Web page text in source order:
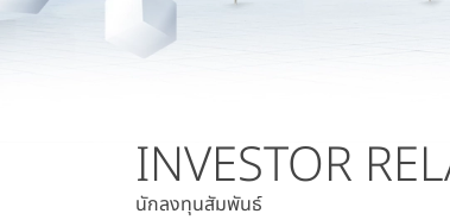
ราคาหลักทรัพย์
ราคาย้อนหลัง
INVESTOR
นักลงทุนสัมพันธ์